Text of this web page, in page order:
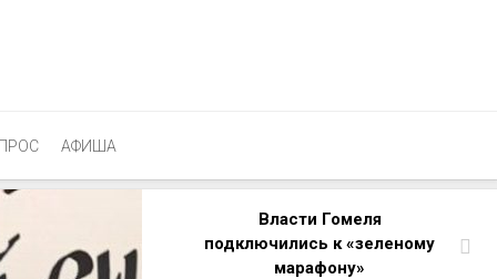
АФИША
Власти Гомеля
подключились к «зеленому
марафону»